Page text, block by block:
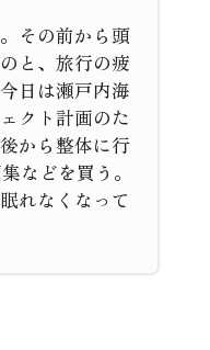
その前から頭
と、旅行の疲
日は瀬戸内海
クト計画のた
から整体に行
などを買う。
れなくなって